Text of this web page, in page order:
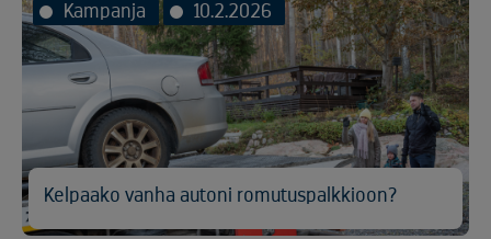
Kampanja 10.2.2026
Kelpaako vanha autoni romutuspalkkioon?